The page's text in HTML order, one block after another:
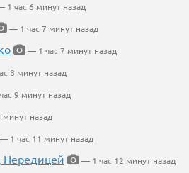
1 час 6 минут назад
— 1 час 7 минут назад
— 1 час 7 минут назад
8 минут назад
9 минут назад
назад
— 1 час 11 минут назад
Нередицей
— 1 час 12 минут назад